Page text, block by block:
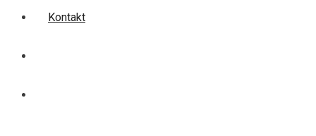
Kontakt